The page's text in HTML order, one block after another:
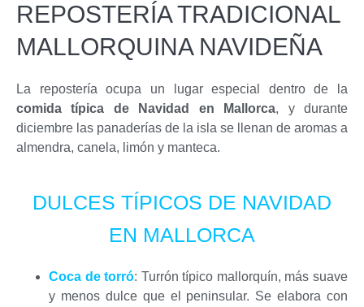
REPOSTERÍA TRADICIONAL
MALLORQUINA NAVIDEÑA
La repostería ocupa un lugar especial dentro de la
comida típica de Navidad en Mallorca, y durante
diciembre las panaderías de la isla se llenan de aromas a
almendra, canela, limón y manteca.
DULCES TÍPICOS DE NAVIDAD
EN MALLORCA
Coca de torró: Turrón típico mallorquín, más suave
y menos dulce que el peninsular. Se elabora con